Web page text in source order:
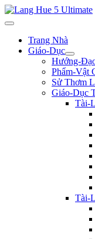
Trang Nhà
Giáo-Dục
Hướng-
Phẩm-Vật
Sử Thơm
Giáo-Dục
Tài-
Tài-